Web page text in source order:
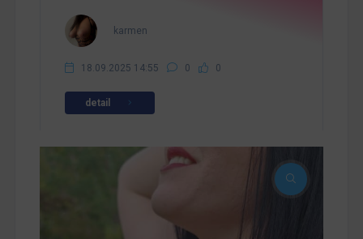
karmen
18.09.2025 14:55 0 0
detail